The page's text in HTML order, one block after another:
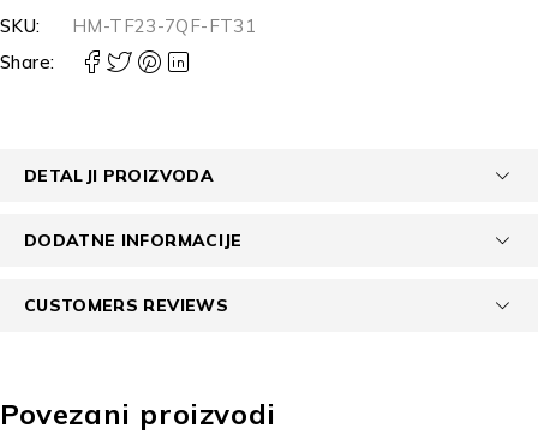
SKU:
HM-TF23-7QF-FT31
Share:
DETALJI PROIZVODA
DODATNE INFORMACIJE
CUSTOMERS REVIEWS
Povezani proizvodi